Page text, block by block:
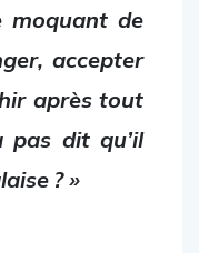
moquant de
accepter
après tout
pas dit qu’il
? »